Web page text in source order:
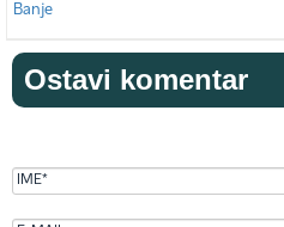
Ostavi komentar